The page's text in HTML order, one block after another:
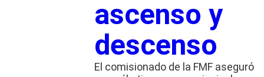
ascenso y
descenso
El comisionado de la FMF aseguró